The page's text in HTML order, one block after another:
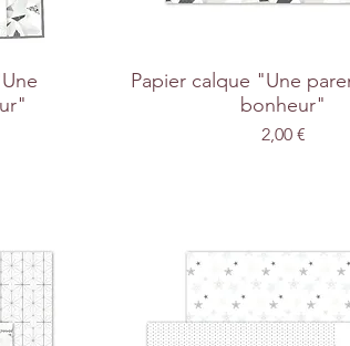
Papier calque "Une
bonheur"
Prix
2,00 €